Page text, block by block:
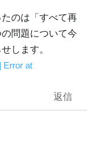
のは「すべて再
問題について今
します。
Error at
返信